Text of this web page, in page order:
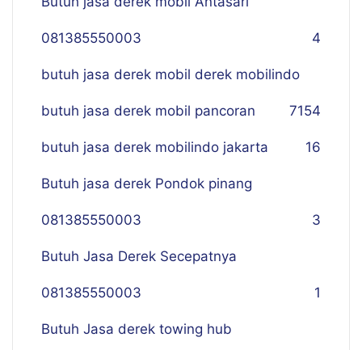
081385550003 4
butuh jasa derek mobil derek mobilindo
154
butuh jasa derek mobil pancoran 7
butuh jasa derek mobilindo jakarta 16
Butuh jasa derek Pondok pinang
081385550003 3
Butuh Jasa Derek Secepatnya
081385550003 1
Butuh Jasa derek towing hub